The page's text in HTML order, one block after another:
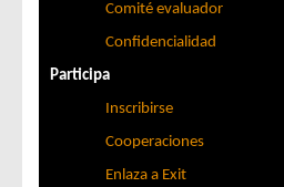
Comité evaluador
Confidencialidad
Participa
Inscribirse
Cooperaciones
Enlaza a Exit